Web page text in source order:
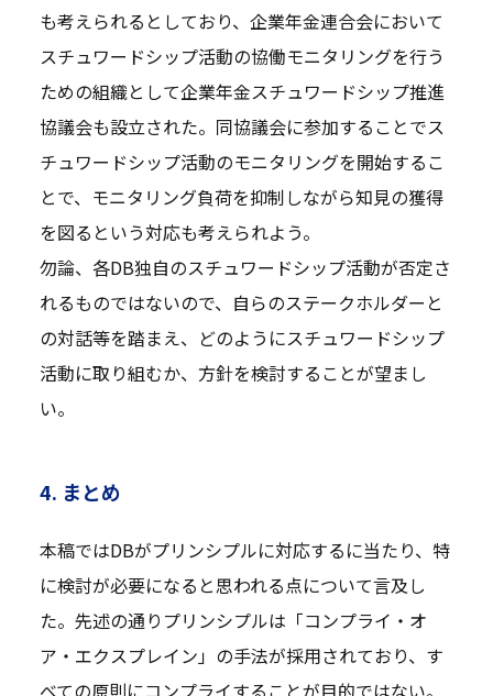
も考えられるとしており、企業年金連合会において
スチュワードシップ活動の協働モニタリングを行う
ための組織として企業年金スチュワードシップ推進
協議会も設立された。同協議会に参加することでス
チュワードシップ活動のモニタリングを開始するこ
とで、モニタリング負荷を抑制しながら知見の獲得
を図るという対応も考えられよう。
勿論、各DB独自のスチュワードシップ活動が否定さ
れるものではないので、自らのステークホルダーと
の対話等を踏まえ、どのようにスチュワードシップ
活動に取り組むか、方針を検討することが望まし
い。
4. まとめ
本稿ではDBがプリンシプルに対応するに当たり、特
に検討が必要になると思われる点について言及し
た。先述の通りプリンシプルは「コンプライ・オ
ア・エクスプレイン」の手法が採用されており、す